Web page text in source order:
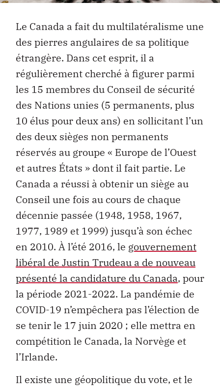
Le Canada a fait du multilatéralisme une
des pierres angulaires de sa politique
étrangère. Dans cet esprit, il a
régulièrement cherché à figurer parmi
les 15 membres du Conseil de sécurité
des Nations unies (5 permanents, plus
10 élus pour deux ans) en sollicitant l’un
des deux sièges non permanents
réservés au groupe « Europe de l’Ouest
et autres États » dont il fait partie. Le
Canada a réussi à obtenir un siège au
Conseil une fois au cours de chaque
décennie passée (1948, 1958, 1967,
1977, 1989 et 1999) jusqu’à son échec
en 2010. À l’été 2016, le gouvernement
libéral de Justin Trudeau a de nouveau
présenté la candidature du Canada, pour
la période 2021-2022. La pandémie de
COVID-19 n’empêchera pas l’élection de
se tenir le 17 juin 2020 ; elle mettra en
compétition le Canada, la Norvège et
l’Irlande.
Il existe une géopolitique du vote, et le